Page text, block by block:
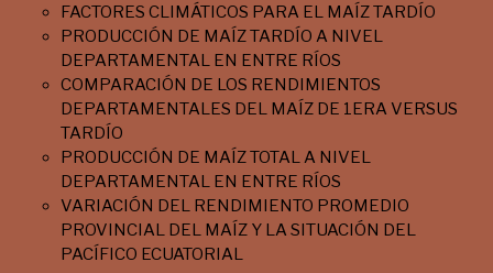
FACTORES CLIMÁTICOS PARA EL MAÍZ TARDÍO
PRODUCCIÓN DE MAÍZ TARDÍO A NIVEL
DEPARTAMENTAL EN ENTRE RÍOS
COMPARACIÓN DE LOS RENDIMIENTOS
DEPARTAMENTALES DEL MAÍZ DE 1ERA VERSUS
TARDÍO
PRODUCCIÓN DE MAÍZ TOTAL A NIVEL
DEPARTAMENTAL EN ENTRE RÍOS
VARIACIÓN DEL RENDIMIENTO PROMEDIO
PROVINCIAL DEL MAÍZ Y LA SITUACIÓN DEL
PACÍFICO ECUATORIAL